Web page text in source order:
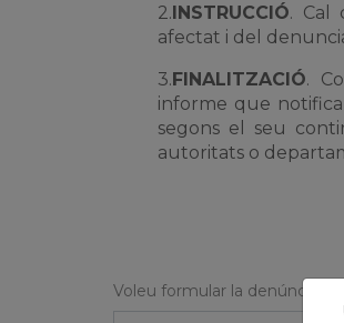
2.INSTRUCCIÓ. Cal
afectat i del
3.FINALITZACIÓ.
informe que
segons el seu
autoritats o
Voleu formular la denúncia